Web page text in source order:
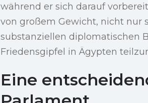
während er sich darauf
von großem Gewicht, nicht nur
substanziellen diplomatischen
Friedensgipfel in Ägypten
Eine